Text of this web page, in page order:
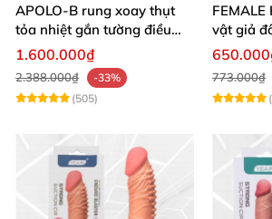
APOLO-B rung xoay thụt
tỏa nhiệt gắn tường điều
khiển từ xa đa chế độ
1.600.000₫
2.388.000₫
-33%
(505)
FEMALE
vật giả
massage
773.000₫